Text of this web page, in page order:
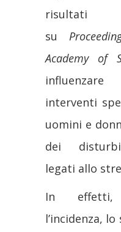
risultati
su
Academy of
interventi
uomini e
dei
legati allo
In effetti,
l’incidenza,